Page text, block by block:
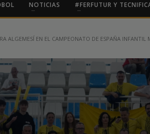
NOTICIAS #FERFUTUR Y
ALGEMESÍ EN EL CAMPEONATO DE ESPAÑA INFANTIL